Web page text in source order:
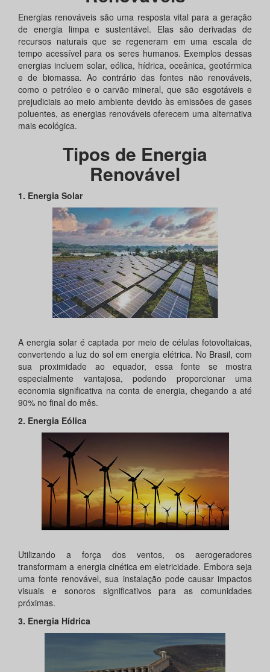
Energias renováveis são uma resposta vital para a geração
de energia limpa e sustentável. Elas são derivadas de
recursos naturais que se regeneram em uma escala de
tempo acessível para os seres humanos. Exemplos dessas
energias incluem solar, eólica, hídrica, oceânica, geotérmica
e de biomassa. Ao contrário das fontes não renováveis,
como o petróleo e o carvão mineral, que são esgotáveis e
prejudiciais ao meio ambiente devido às emissões de gases
poluentes, as energias renováveis oferecem uma alternativa
mais ecológica.
Tipos de Energia
Renovável
1. Energia Solar
A energia solar é captada por meio de células fotovoltaicas,
convertendo a luz do sol em energia elétrica. No Brasil, com
sua proximidade ao equador, essa fonte se mostra
especialmente vantajosa, podendo proporcionar uma
economia significativa na conta de energia, chegando a até
90% no final do mês.
2. Energia Eólica
Utilizando a força dos ventos, os aerogeradores
transformam a energia cinética em eletricidade. Embora seja
uma fonte renovável, sua instalação pode causar impactos
visuais e sonoros significativos para as comunidades
próximas.
3. Energia Hídrica